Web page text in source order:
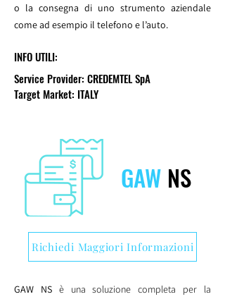
o la consegna di uno strumento aziendale
come ad esempio il telefono e l’auto.
INFO UTILI:
Service Provider: CREDEMTEL SpA
Target Market: ITALY
GAW NS
Richiedi Maggiori Informazioni
GAW NSè una soluzione completa per la